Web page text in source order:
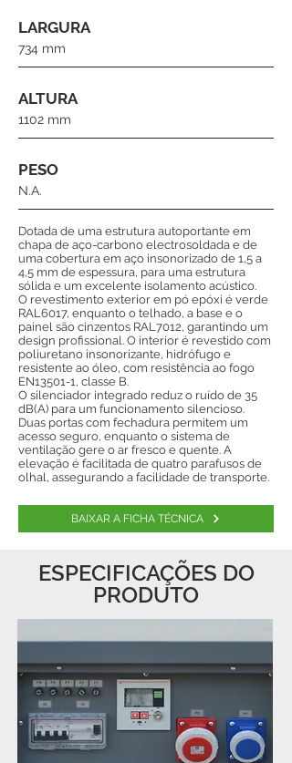
LARGURA
734 mm
ALTURA
1102 mm
PESO
N.A.
Dotada de uma estrutura autoportante em
chapa de aço-carbono electrosoldada e de
uma cobertura em aço insonorizado de 1,5 a
4,5 mm de espessura, para uma estrutura
sólida e um excelente isolamento acústico.
O revestimento exterior em pó epóxi é verde
RAL6017, enquanto o telhado, a base e o
painel são cinzentos RAL7012, garantindo um
design profissional. O interior é revestido com
poliuretano insonorizante, hidrófugo e
resistente ao óleo, com resistência ao fogo
EN13501-1, classe B.
O silenciador integrado reduz o ruído de 35
dB(A) para um funcionamento silencioso.
Duas portas com fechadura permitem um
acesso seguro, enquanto o sistema de
ventilação gere o ar fresco e quente. A
elevação é facilitada de quatro parafusos de
olhal, assegurando a facilidade de transporte.
BAIXAR A FICHA TÉCNICA
ESPECIFICAÇÕES DO
PRODUTO